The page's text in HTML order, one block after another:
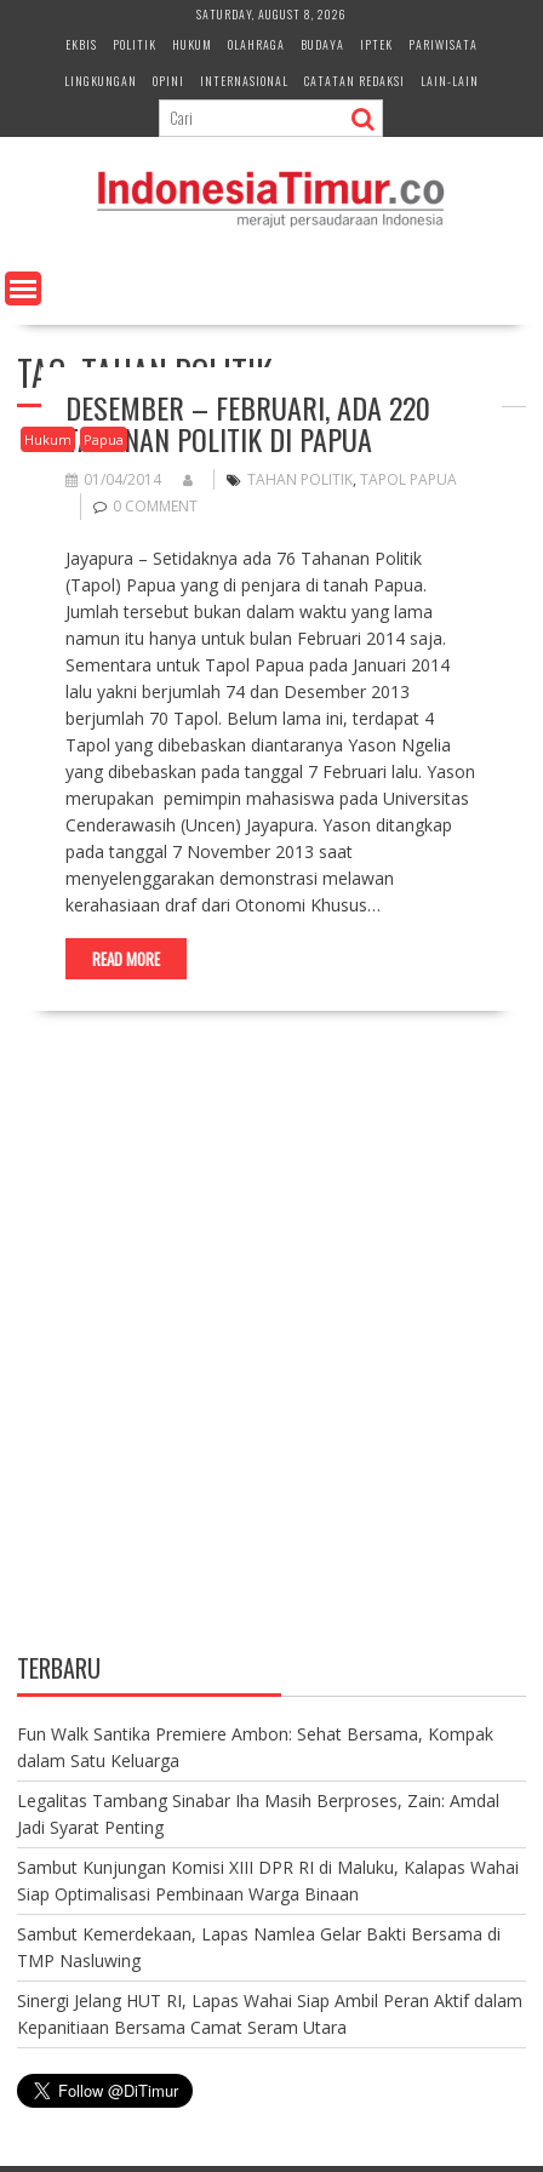
e
n
SATURDAY, AUGUST 8, 2026
EKBIS
POLITIK HUKUM OLAHRAGA BUDAYA IPTEK
PARIWISATA
LINGKUNGAN
OPINI INTERNASIONAL CATATAN REDAKSI LAIN-LAIN
TAG: TAHAN POLITIK
Hukum Papua
DESEMBER – FEBRUARI, ADA 220
TAHANAN POLITIK DI PAPUA
01/04/2014 TAHAN POLITIK, TAPOL PAPUA
0 COMMENT
Jayapura – Setidaknya ada 76 Tahanan Politik
(Tapol) Papua yang di penjara di tanah Papua.
Jumlah tersebut bukan dalam waktu yang lama
namun itu hanya untuk bulan Februari 2014 saja.
Sementara untuk Tapol Papua pada Januari 2014
lalu yakni berjumlah 74 dan Desember 2013
berjumlah 70 Tapol. Belum lama ini, terdapat 4
Tapol yang dibebaskan diantaranya Yason Ngelia
yang dibebaskan pada tanggal 7 Februari lalu. Yason
merupakan pemimpin mahasiswa pada Universitas
Cenderawasih (Uncen) Jayapura. Yason ditangkap
pada tanggal 7 November 2013 saat
menyelenggarakan demonstrasi melawan
kerahasiaan draf dari Otonomi Khusus…
READ MORE
TERBARU
Fun Walk Santika Premiere Ambon: Sehat Bersama, Kompak
dalam Satu Keluarga
Legalitas Tambang Sinabar Iha Masih Berproses, Zain: Amdal
Jadi Syarat Penting
Sambut Kunjungan Komisi XIII DPR RI di Maluku, Kalapas Wahai
Siap Optimalisasi Pembinaan Warga Binaan
Sambut Kemerdekaan, Lapas Namlea Gelar Bakti Bersama di
TMP Nasluwing
Sinergi Jelang HUT RI, Lapas Wahai Siap Ambil Peran Aktif dalam
Kepanitiaan Bersama Camat Seram Utara